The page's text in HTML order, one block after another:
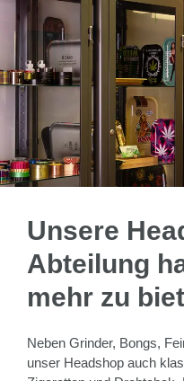
Unsere
Abteilung
mehr zu
Neben Grinder, Bongs,
unser Headshop auch